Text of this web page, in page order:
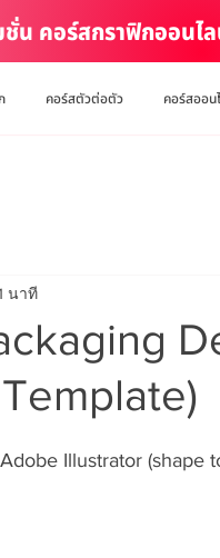
ชั่น คอร์สกราฟิกออนไ
คอร์สตัวต่อตัว คอร์สออน
นาที
Illustrator (shape